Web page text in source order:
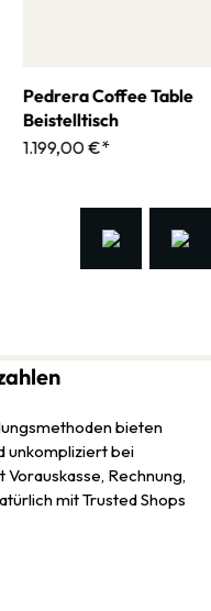
Pedrera Coffee Table
Beistelltisch
1.199,00 €*
bieten
unkompliziert bei
Rechnung,
mit Trusted Shops